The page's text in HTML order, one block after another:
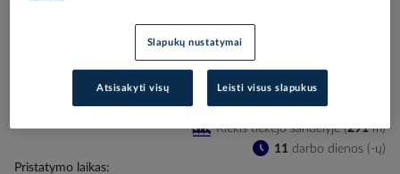
Prisijunkite, norėdami pamatyti kainas
Įtraukti į palyginimą
Pristatymo laikas
11 darbo dienos (-ų)
Kiekis tiekėjo sandėlyje (291 m)
Slapukų nustatymai
Atsisakyti visų Leisti visus slapukus